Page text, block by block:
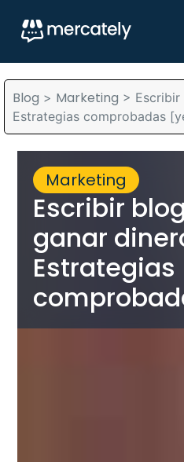
Blog > Marketing >
Estrategias comprobadas
Marketing
Escribir
ganar
Estrategias